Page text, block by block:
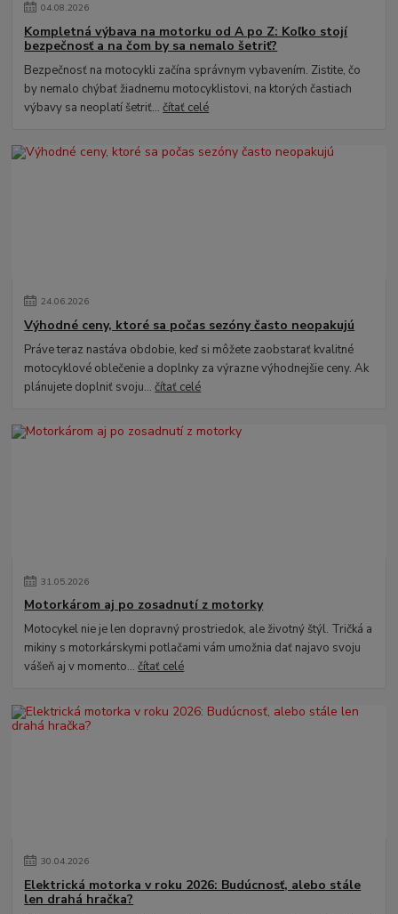
04.08.2026
Kompletná výbava na motorku od A po Z: Koľko stojí
bezpečnosť a na čom by sa nemalo šetriť?
Bezpečnosť na motocykli začína správnym vybavením. Zistite, čo
by nemalo chýbať žiadnemu motocyklistovi, na ktorých častiach
výbavy sa neoplatí šetriť...čítať celé
24.06.2026
Výhodné ceny, ktoré sa počas sezóny často neopakujú
Práve teraz nastáva obdobie, keď si môžete zaobstarať kvalitné
motocyklové oblečenie a doplnky za výrazne výhodnejšie ceny. Ak
plánujete doplniť svoju...čítať celé
31.05.2026
Motorkárom aj po zosadnutí z motorky
Motocykel nie je len dopravný prostriedok, ale životný štýl. Tričká a
mikiny s motorkárskymi potlačami vám umožnia dať najavo svoju
vášeň aj v momento...čítať celé
30.04.2026
Elektrická motorka v roku 2026: Budúcnosť, alebo stále
len drahá hračka?